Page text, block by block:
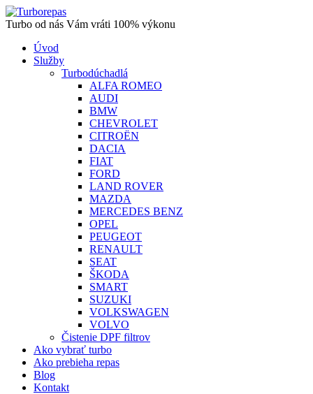
Turbo od nás Vám vráti 100% výkonu
Úvod
Služby
Turbodúchadlá
ALFA ROMEO
AUDI
BMW
CHEVROLET
CITROËN
DACIA
FIAT
FORD
LAND ROVER
MAZDA
MERCEDES BENZ
OPEL
PEUGEOT
RENAULT
SEAT
ŠKODA
SMART
SUZUKI
VOLKSWAGEN
VOLVO
Čistenie DPF filtrov
Ako vybrať turbo
Ako prebieha repas
Blog
Kontakt